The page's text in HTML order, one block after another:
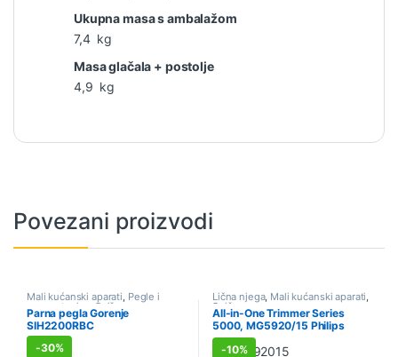
Ukupna masa s ambalažom
7,4 kg
Masa glačala + postolje
4,9 kg
Povezani proizvodi
Mali kućanski aparati, Pegle i
parne stanice ,Sniženo
Parna pegla Gorenje
SIH2200RBC
-30%
Lična njega, Mali kućanski aparati,
Sniženo
All-in-One Trimmer Series
5000, MG5920/15 Philips
-10%